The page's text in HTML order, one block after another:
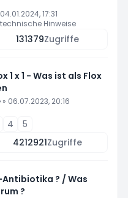
04.01.2024, 17:31
Hinweise
131379Zugriffe
1 x 1 - Was ist als Flox
» 06.07.2023, 20:16
4
5
4212921Zugriffe
? / Was
?